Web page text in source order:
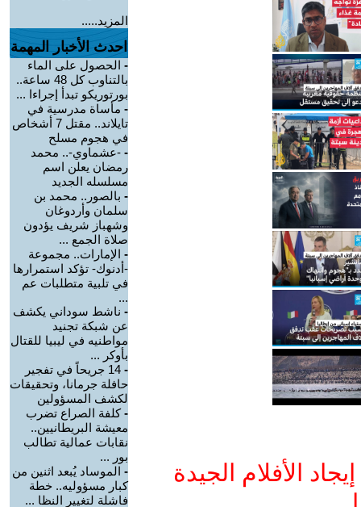
الأفلام الجيدة
المزيد.....
احدث الأخبار المهمة
- الحصول على الماء
بالتناوب كل 48 ساعة..
بورتوريكو تبدأ إجراءا ...
- مأساة مدرسية في
تايلاند.. مقتل 7 أشخاص
في هجوم مسلح
- -عشماوي-.. محمد
رمضان يعلن اسم
مسلسله الجديد
- بالصور.. محمد بن
سلمان وأردوغان
وشهباز شريف يؤدون
صلاة الجمع ...
- الإمارات.. مجموعة
-أدنوك- تؤكد استمرارها
في تلبية متطلبات عم
...
- ناشط سوداني يكشف
عن شبكة تجنيد
مواطنيه في ليبيا للقتال
بأوكر ...
-
14 جريحاً في تفجير
حافلة جرمانا، وتحقيقات
لكشف المسؤولين
-كلفة الصراع تضرب
معيشة البريطانيين..
نقابات عمالية تطالب
بور ...
- الموساد يُبعد اثنين من
كبار مسؤوليه.. خطة
فاشلة لتغيير النظا ...